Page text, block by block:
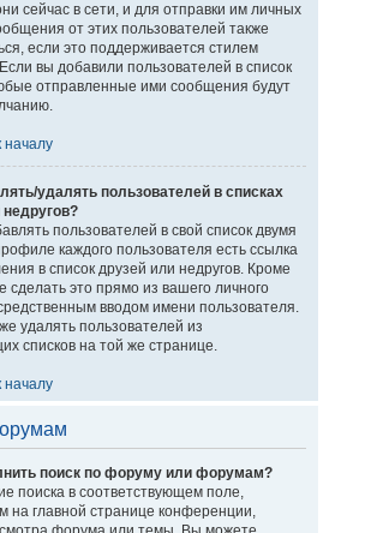
сейчас в сети, и для отправки им личных
от этих пользователей также
если это поддерживается стилем
вы добавили пользователей в список
отправленные ими сообщения будут
началу
удалять пользователей в списках
пользователей в свой список двумя
каждого пользователя есть ссылка
в список друзей или недругов. Кроме
сделать это прямо из вашего личного
вводом имени пользователя.
удалять пользователей из
списков на той же странице.
началу
поиск по форуму или форумам?
поиска в соответствующем поле,
на главной странице конференции,